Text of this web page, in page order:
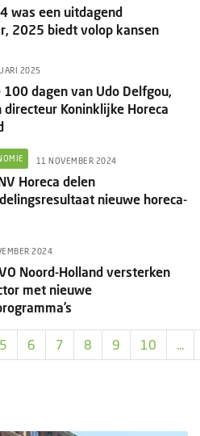
was een uitdagend
2025 biedt volop kansen
2025
100 dagen van Udo Delfgou,
directeur Koninklijke Horeca
11 NOVEMBER 2024
Horeca delen
nieuwe horeca-
2024
Noord-Holland versterken
met nieuwe
5 6 7 8 9 10 ...